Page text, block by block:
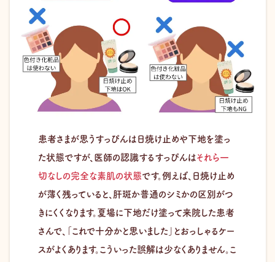
患者さまが思うすっぴんは日焼け止めや下地を塗っ
た状態ですが、医師の認識するすっぴんはそれら一
切なしの完全な素肌の状態です。例えば、日焼け止め
が薄く残っていると、肝斑か普通のシミかの区別がつ
きにくくなります。夏場に下地だけ塗って来院した患者
さんで、「これで十分かと思いました」とおっしゃるケー
スがよくあります。こういった誤解は少なくありません。​こ